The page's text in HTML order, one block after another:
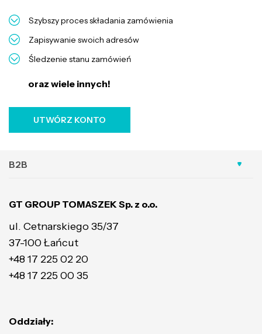
Szybszy proces składania zamówienia
Zapisywanie swoich adresów
Śledzenie stanu zamówień
oraz wiele innych!
UTWÓRZ KONTO
B2B
GT GROUP TOMASZEK Sp. z o.o.
ul. Cetnarskiego 35/37
37-100 Łańcut
+48 17 225 02 20
+48 17 225 00 35
Oddziały: